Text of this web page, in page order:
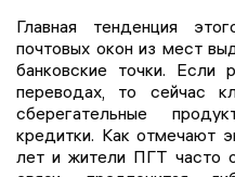
Главная тенденция
почтовых окон из мест
банковские точки.
переводах, то сейчас
сберегательные
кредитки. Как отмечают
лет и жители ПГТ часто